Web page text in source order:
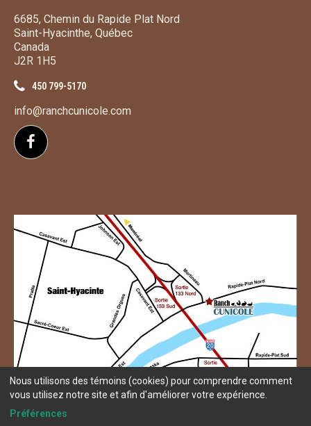
6685, Chemin du Rapide Plat Nord
Saint-Hyacinthe, Québec
Canada
J2R 1H5
450 799-5170
info@ranchcunicole.com
Suivez-nous sur Facebook
Nous utilisons des témoins (cookies) pour comprendre comment
vous utilisez notre site et afin d'améliorer votre expérience.
Préférences